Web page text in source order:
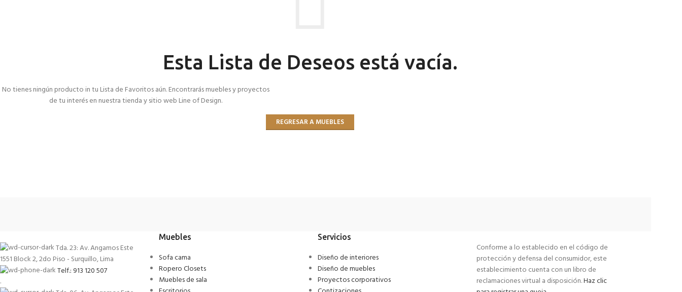
Esta Lista de Deseos está vacía.
No tienes ningún producto in tu Lista de Favoritos aún. Encontrarás muebles y proyectos
de tu interés en nuestra tienda y sitio web Line of Design.
REGRESAR A MUEBLES
Tda. 23: Av. Angamos Este
1551 Block 2, 2do Piso - Surquillo, Lima
Telf.: 913 120 507
.
Muebles
Sofa cama
Ropero Closets
Muebles de sala
Servicios
Diseño de interiores
Diseño de muebles
Proyectos corporativos
Conforme a lo establecido en el código de
protección y defensa del consumidor, este
establecimiento cuenta con un libro de
reclamaciones virtual a disposición.Haz clic